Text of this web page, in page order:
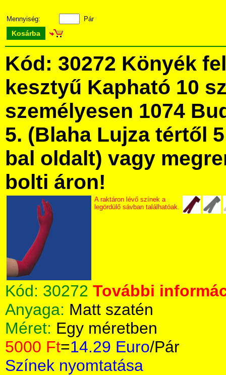
Mennyiség: Pár
Kosárba
Kód: 30272 Könyék
kesztyű Kapható 10
személyesen 1074
5. (Blaha Lujza tértől
bal oldalt) vagy
bolti áron!
A raktáron lévő színek a
legördülő sávban találhatóak.
Kód: 30272 További
Anyaga: Matt szatén
Méret: Egy méretben
5000 Ft=14.29 Euro/Pár
Színek nyomtatása